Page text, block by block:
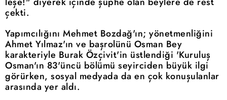
çekti.
Yapımcılığını Mehmet Bozdağ'ın; yönetmenliğini
Ahmet Yılmaz'ın ve başrolünü Osman Bey
karakteriyle Burak Özçivit'in üstlendiği 'Kuruluş
Osman'ın 83'üncü bölümü seyirciden büyük ilgi
görürken, sosyal medyada da en çok konuşulanlar
arasında yer aldı.